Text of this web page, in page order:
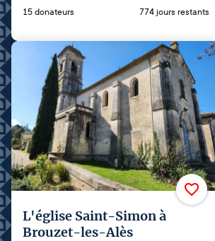
15 donateurs 774 jours restants
L'église Saint-Simon à
Brouzet-les-Alès